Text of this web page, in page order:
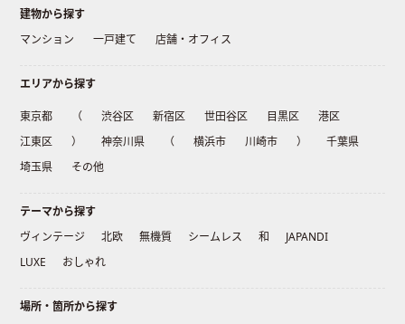
建物から探す
マンション
一戸建て 店舗・オフィス
エリアから探す
東京都 （ 渋谷区 新宿区 世田谷区 目黒区
港区
江東区
） 神奈川県 （ 横浜市 川崎市 ）
千葉県
埼玉県
その他
テーマから探す
ヴィンテージ
北欧 無機質 シームレス 和
JAPANDI
LUXE
おしゃれ
場所・箇所から探す